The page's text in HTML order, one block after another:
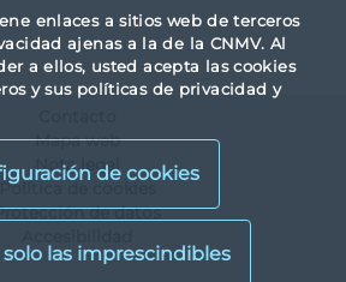
enlaces a sitios web de terceros
ajenas a la de la CNMV. Al
a ellos, usted acepta las cookies
y sus políticas de privacidad y
de cookies
Mapa web
Nota legal
Política de cookies
de datos